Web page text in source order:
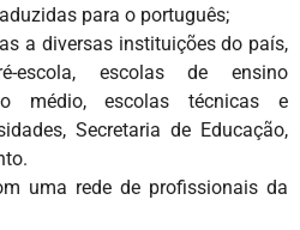
para o português;
a diversas instituições do país,
escola, escolas de ensino
médio, escolas técnicas e
Secretaria de Educação,
uma rede de profissionais da